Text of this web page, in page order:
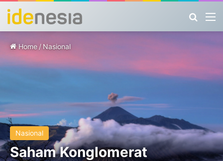
Home / Nasional
Nasional
Saham Konglomerat